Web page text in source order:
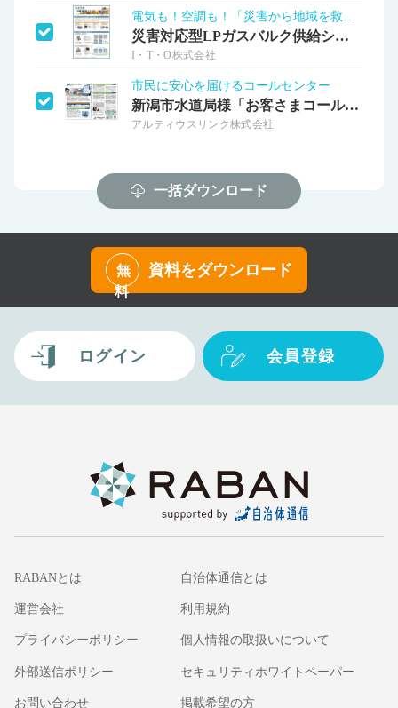
災害対応型LPガスバルク供給システム
I・T・O株式会社
市民に安心を届けるコールセンター
新潟市水道局様「お客さまコールセンター」
アルティウスリンク株式会社
一括ダウンロード
無
料
資料をダウンロード
ログイン 会員登録
RABANとは 自治体通信とは
運営会社 利用規約
プライバシーポリシー 個人情報の取扱いについて
外部送信ポリシー セキュリティホワイトペーパー
お問い合わせ 掲載希望の方